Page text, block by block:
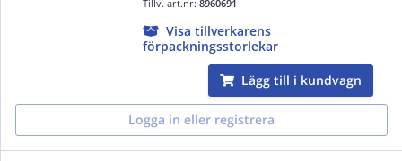
Tillv. art.nr:8960691
Visa tillverkarens
förpackningsstorlekar
Lägg till i kundvagn
Logga in eller registrera